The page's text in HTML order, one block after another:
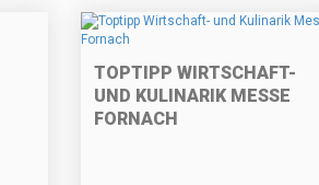
TOPTIPP WIRTSCHAFT-
UND KULINARIK MESSE
FORNACH